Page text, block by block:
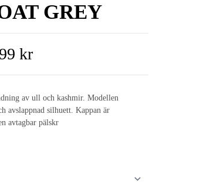
GREY
kr
av ull och kashmir. Modellen
avslappnad silhuett. Kappan är
avtagbar pälskr